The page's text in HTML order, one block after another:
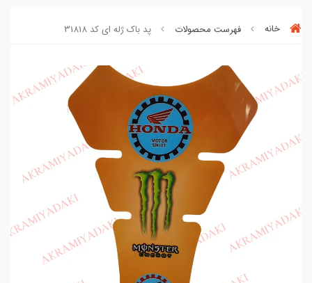
خانه فهرست محصولات پد باک ژله ای کد 31818